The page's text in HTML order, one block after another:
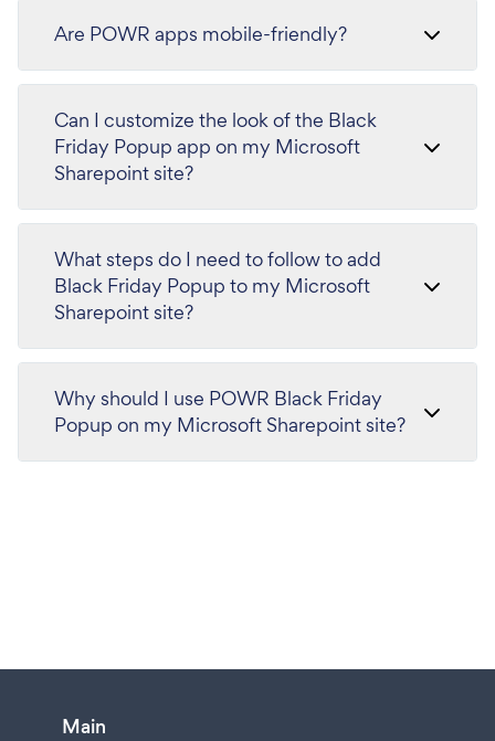
Are POWR apps mobile-friendly?
Can I customize the look of the Black
Friday Popup app on my Microsoft
Sharepoint site?
What steps do I need to follow to add
Black Friday Popup to my Microsoft
Sharepoint site?
Why should I use POWR Black Friday
Popup on my Microsoft Sharepoint site?
Main